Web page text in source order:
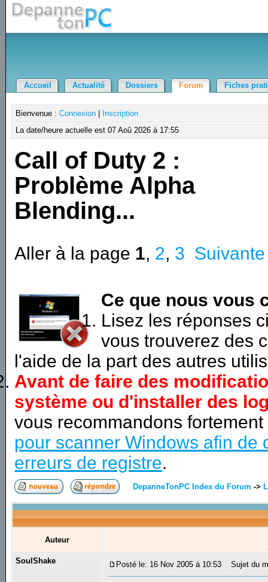
Accueil Actualité Dossiers Forum Fiches
Bienvenue :Connexion
Inscription
La date/heure actuelle est 07 Aoû 2026 à 17:55
Call of Duty 2 :
Problème Alpha
Blending...
Aller à la page 1, 2, 3 Suivante
Ce que nous vous
Lisez les réponses
vous trouverez des
l'aide de la part des autres
Avant de faire des
système ou d'installer des
vous recommandons
pour scanner Windows afin de
erreurs de registre.
DepanneTonPC Index du Forum ->
Auteur
SoulShake Posté le: 16 Nov 2005 à 10:53 Sujet du